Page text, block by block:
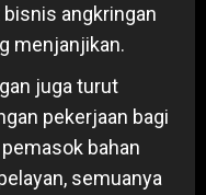
angkringan
menjanjikan.
juga turut
pekerjaan bagi
bahan
semuanya